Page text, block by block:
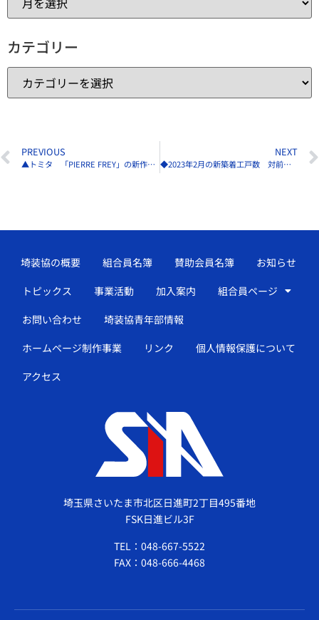
カテゴリー
PREVIOUS
▲トミタ 「PIERRE FREY」の新作「ILES ENCHANTEES」発売
NEXT
◆2023年2月の新築着工戸数 対前年比6.6％増の6万3604戸
埼玉県さいたま市北区日進町2丁目495番地
FSK日進ビル3F
TEL：048-667-5522
FAX：048-666-4468
埼装協の概要 組合員名簿 賛助会員名簿
お知らせ
トピックス
事業活動 加入案内
組合員ページ
お問い合わせ
埼装協青年部情報
ホームページ制作事業
リンク
個人情報保護について
アクセス